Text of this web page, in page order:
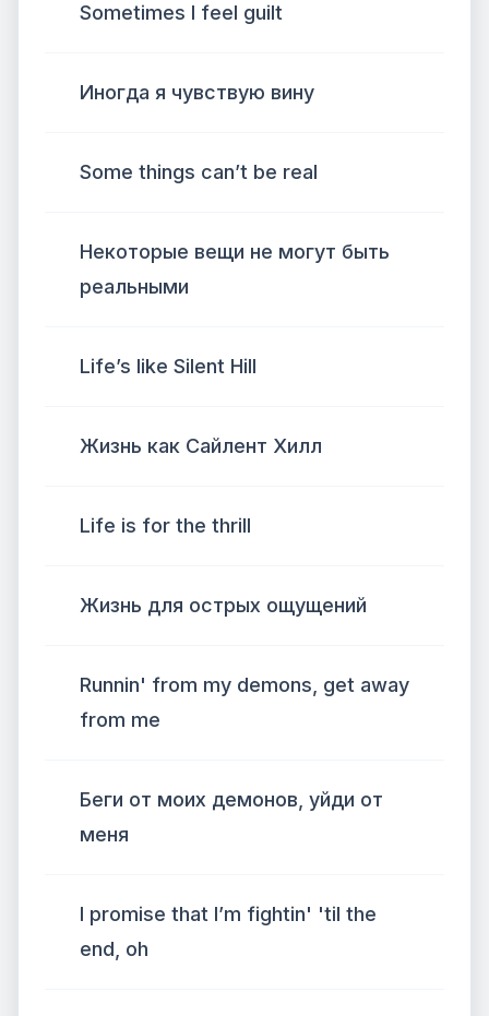
Sometimes I feel guilt
Иногда я чувствую вину
Some things can’t be real
Некоторые вещи не могут быть
реальными
Life’s like Silent Hill
Жизнь как Сайлент Хилл
Life is for the thrill
Жизнь для острых ощущений
Runnin' from my demons, get away
from me
Беги от моих демонов, уйди от
меня
I promise that I’m fightin' 'til the
end, oh